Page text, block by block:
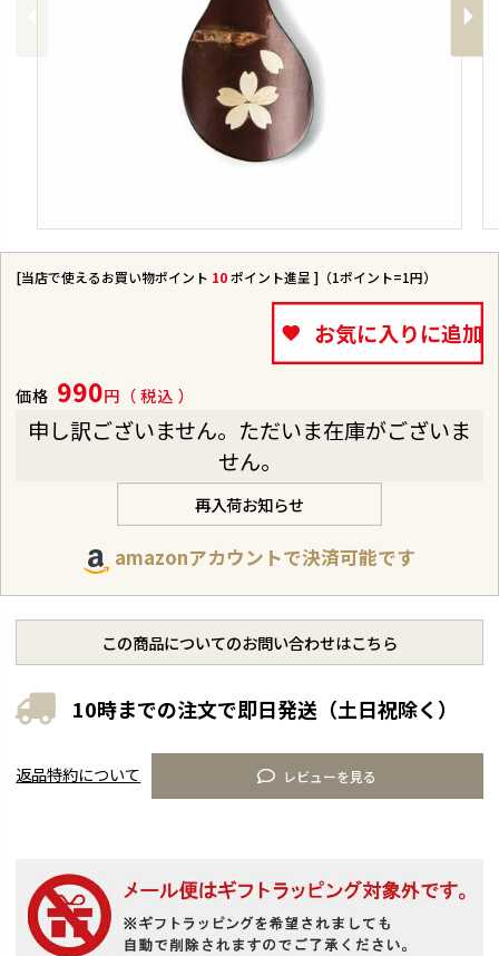
[当店で使えるお買い物ポイント 10ポイント進呈 ]（1ポイント=1円）
価格 990 税込
申し訳ございません。ただいま在庫がございま
せん。
お気に入りに追加
再入荷お知らせ
amazonアカウントで決済可能です
10時までの注文で即日発送（土日祝除く）
この商品についてのお問い合わせはこちら
レビューを見る
返品特約について